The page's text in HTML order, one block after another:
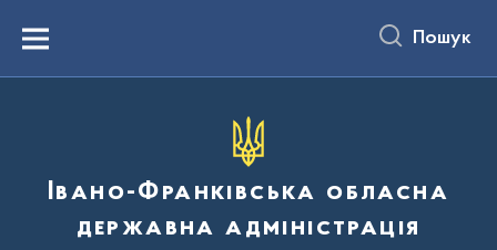
вмістуMenu Пошук
Івано-Франківська обласна
державна адміністрація